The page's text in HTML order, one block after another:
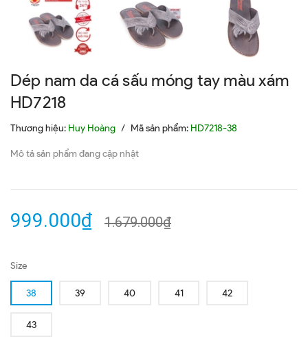
Dép nam da cá sấu móng tay màu xám
HD7218
Thương hiệu: Huy Hoàng / Mã sản phẩm: HD7218-38
Mô tả sản phẩm đang cập nhật
999.000₫ 1.679.000₫
Size
38 39 40 41 42
43